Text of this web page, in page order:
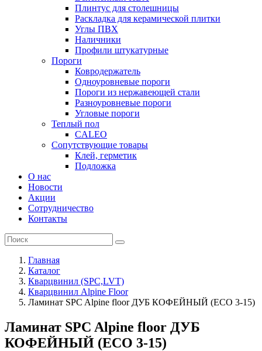
Плинтус для столешницы
Раскладка для керамической плитки
Углы ПВХ
Наличники
Профили штукатурные
Пороги
Ковродержатель
Одноуровневые пороги
Пороги из нержавеющей стали
Разноуровневые пороги
Угловые пороги
Теплый пол
CALEO
Сопутствующие товары
Клей, герметик
Подложка
О нас
Новости
Акции
Сотрудничество
Контакты
Главная
Каталог
Кварцвинил (SPC,LVT)
Кварцвинил Alpine Floor
Ламинат SPC Alpine floor ДУБ КОФЕЙНЫЙ (ECO 3-15)
Ламинат SPC Alpine floor ДУБ
КОФЕЙНЫЙ (ECO 3-15)